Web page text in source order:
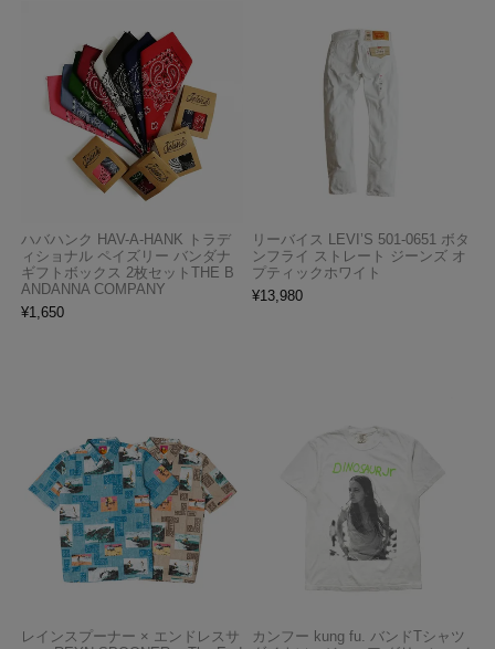
ハバハンク HAV-A-HANK トラデ
ィショナル ペイズリー バンダナ
ギフトボックス 2枚セットTHE B
ANDANNA COMPANY
¥1,650
リーバイス LEVI’S 501-0651 ボタ
ンフライ ストレート ジーンズ オ
プティックホワイト
¥13,980
レインスプーナー × エンドレスサ
カンフー kung fu. バンドTシャツ